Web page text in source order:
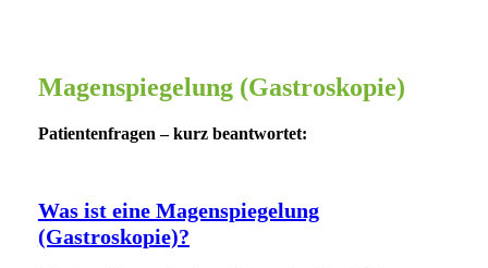
Magenspiegelung (Gastroskopie)
Patientenfragen – kurz beantwortet:
Was ist eine Magenspiegelung
(Gastroskopie)?